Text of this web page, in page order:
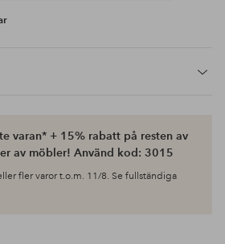
varan* + 15% rabatt på resten av
av möbler! Använd kod: 3015
fler varor t.o.m. 11/8. Se fullständiga